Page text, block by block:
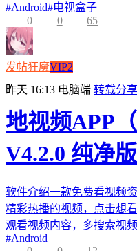
#Android#电视盒子
0
0 65
发帖狂魔VIP2
昨天 16:13 电脑端 转载分享
地视频APP
V4.2.0 纯净版
软件介绍一款免费看视频
精彩热播的视频，点击想
观看视频内容，多搜索视
#Android